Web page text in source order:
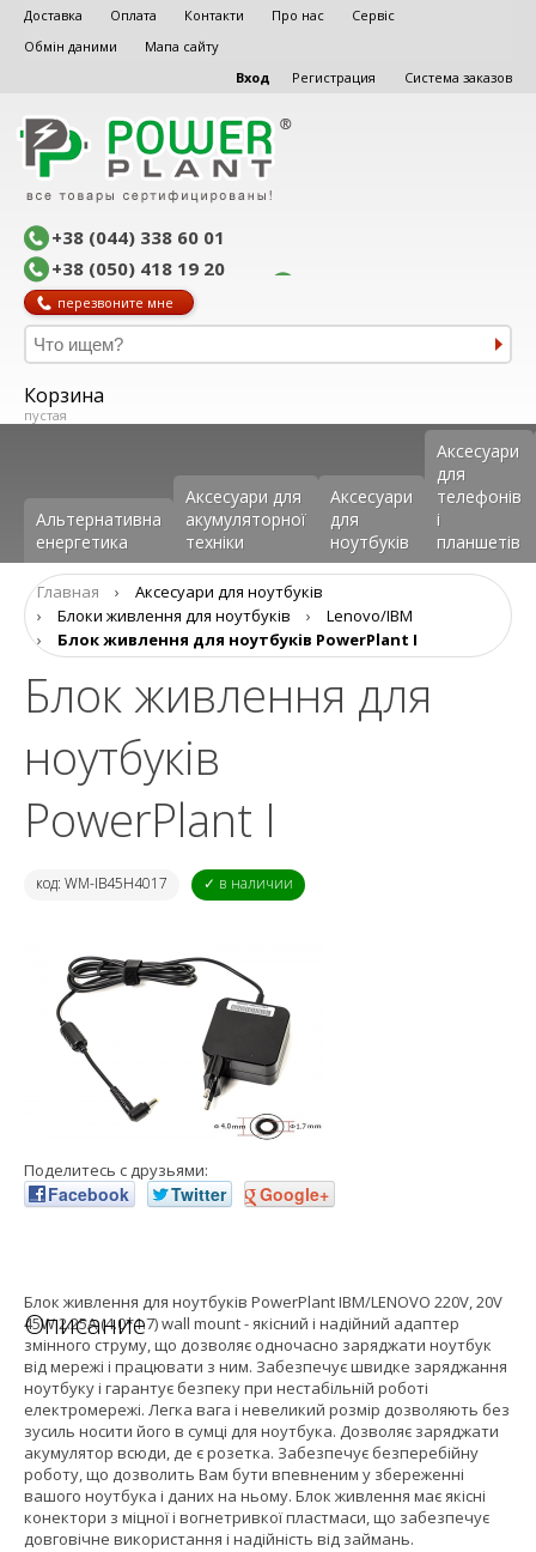
Доставка Оплата Контакти Про нас
Сервіс
Обмін даними
Мапа сайту
Вход
Регистрация Система заказов
+38 (044) 338 60 01
+38 (050) 418 19 20
перезвоните мне
Корзина
пустая
Альтернативна
енергетика
Аксесуари для
акумуляторної
техніки
Аксесуари
для
ноутбуків
Аксеcуари
для
телефонів
і
планшетів
Главная ›
Аксесуари для ноутбуків
›
Блоки живлення для ноутбуків ›
Lenovo/IBM
›
Блок живлення для ноутбуків PowerPlant I
Блок живлення для
ноутбуків
PowerPlant I
код: WM-IB45H4017 ✓ в наличии
Поделитесь с друзьями:
Facebook Twitter Google+
Описание
Блок живлення для ноутбуків PowerPlant IBM/LENOVO 220V, 20V
45W 2.25A (4.0*1.7) wall mount - якісний і надійний адаптер
змінного струму, що дозволяє одночасно заряджати ноутбук
від мережі і працювати з ним. Забезпечує швидке заряджання
ноутбуку і гарантує безпеку при нестабільній роботі
електромережі. Легка вага і невеликий розмір дозволяють без
зусиль носити його в сумці для ноутбука. Дозволяє заряджати
акумулятор всюди, де є розетка. Забезпечує безперебійну
роботу, що дозволить Вам бути впевненим у збереженні
вашого ноутбука і даних на ньому. Блок живлення має якісні
конектори з міцної і вогнетривкої пластмаси, що забезпечує
довговічне використання і надійність від займань.